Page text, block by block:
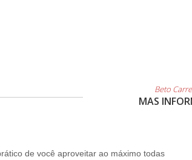
Beto
MAS
de você aproveitar ao máximo todas